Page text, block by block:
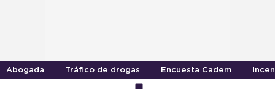
Abogada Tráfico de drogas Encuesta Cadem